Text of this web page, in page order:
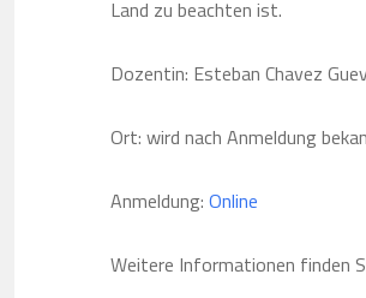
Land zu beachten ist.
Dozentin: Esteban Chavez
Ort: wird nach Anmeldung
Anmeldung: Online
Weitere Informationen finden